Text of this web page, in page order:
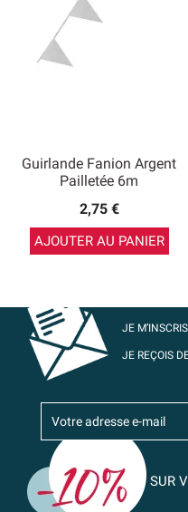
Guirlande Fanion Argent
Pailletée 6m
2,75 €
AJOUTER AU PANIER
JE
JE REÇOIS
SUR